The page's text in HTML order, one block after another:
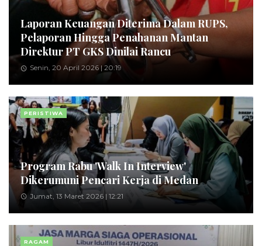
Laporan Keuangan Diterima Dalam RUPS,
Pelaporan Hingga Penahanan Mantan
Direktur PT GKS Dinilai Rancu
Senin, 20 April 2026 | 20:19
Program Rabu 'Walk In Interview'
Dikerumuni Pencari Kerja di Medan
Jumat, 13 Maret 2026 | 12:21
PERISTIWA
RAGAM